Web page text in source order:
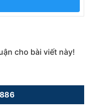
cho bài viết này!